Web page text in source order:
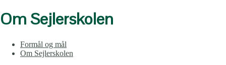
Om Sejlerskolen
Formål og mål
Om Sejlerskolen